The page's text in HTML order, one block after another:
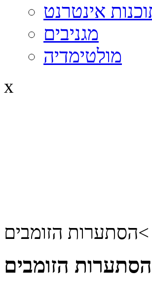
אינטרנט
מגניבים
מולטימדיה
x
>הסתערות הזומבים
הסתערות הזומבים